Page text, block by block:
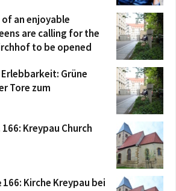
an enjoyable
are calling for the
to be opened
Grüne
Tore zum
Kreypau Church
Kirche Kreypau bei